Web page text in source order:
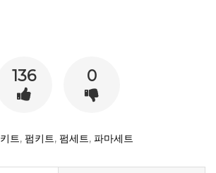
136 0
키트, 펌키트, 펌세트, 파마세트